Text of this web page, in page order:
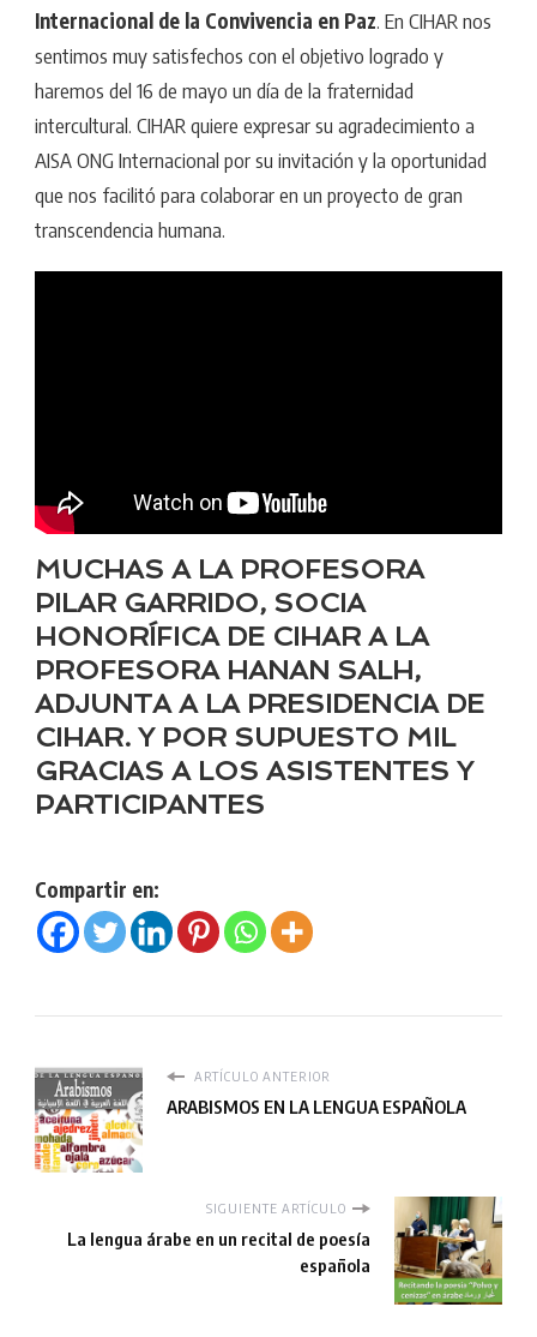
Internacional de la Convivencia en Paz. En CIHAR nos
sentimos muy satisfechos con el objetivo logrado y
haremos del 16 de mayo un día de la fraternidad
intercultural. CIHAR quiere expresar su agradecimiento a
AISA ONG Internacional por su invitación y la oportunidad
que nos facilitó para colaborar en un proyecto de gran
transcendencia humana.
MUCHAS A LA PROFESORA
PILAR GARRIDO, SOCIA
HONORÍFICA DE CIHAR A LA
PROFESORA HANAN SALH,
ADJUNTA A LA PRESIDENCIA DE
CIHAR. Y POR SUPUESTO MIL
GRACIAS A LOS ASISTENTES Y
PARTICIPANTES
Compartir en:
ARTÍCULO ANTERIOR
ARABISMOS EN LA LENGUA ESPAÑOLA
SIGUIENTE ARTÍCULO
La lengua árabe en un recital de poesía
española